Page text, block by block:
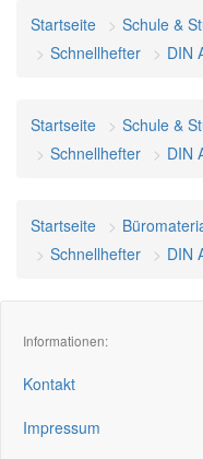
Startseite Schule &
Schnellhefter
DIN
Startseite Schule &
Schnellhefter
DIN
Startseite
Schnellhefter
DIN
Informationen:
Kontakt
Impressum